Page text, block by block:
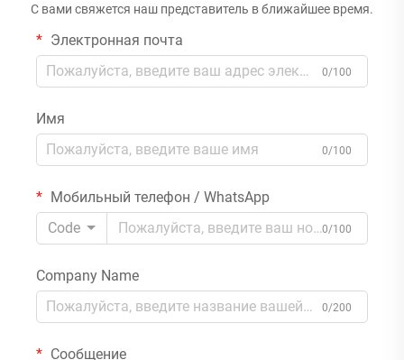
С вами свяжется наш представитель в ближайшее время.
Электронная почта
0/100
Имя
0/100
Мобильный телефон / WhatsApp
Code
0/100
Company Name
0/200
Сообщение